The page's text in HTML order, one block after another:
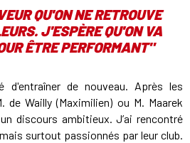
QU'ON NE RETROUVE
J'ESPÈRE QU'ON VA
ÊTRE PERFORMANT"
d'entraîner de nouveau. Après les
Wailly (Maximilien) ou M. Maarek
discours ambitieux. J’ai rencontré
surtout passionnés par leur club.